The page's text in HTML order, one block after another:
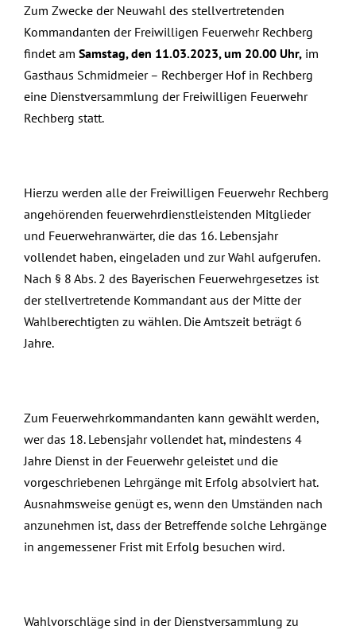
Zum Zwecke der Neuwahl des stellvertretenden
Kommandanten der Freiwilligen Feuerwehr Rechberg
findet am Samstag, den 11.03.2023, um 20.00 Uhr, im
Gasthaus Schmidmeier – Rechberger Hof in Rechberg
eine Dienstversammlung der Freiwilligen Feuerwehr
Rechberg statt.
Hierzu werden alle der Freiwilligen Feuerwehr Rechberg
angehörenden feuerwehrdienstleistenden Mitglieder
und Feuerwehranwärter, die das 16. Lebensjahr
vollendet haben, eingeladen und zur Wahl aufgerufen.
Nach § 8 Abs. 2 des Bayerischen Feuerwehrgesetzes ist
der stellvertretende Kommandant aus der Mitte der
Wahlberechtigten zu wählen. Die Amtszeit beträgt 6
Jahre.
Zum Feuerwehrkommandanten kann gewählt werden,
wer das 18. Lebensjahr vollendet hat, mindestens 4
Jahre Dienst in der Feuerwehr geleistet und die
vorgeschriebenen Lehrgänge mit Erfolg absolviert hat.
Ausnahmsweise genügt es, wenn den Umständen nach
anzunehmen ist, dass der Betreffende solche Lehrgänge
in angemessener Frist mit Erfolg besuchen wird.
Wahlvorschläge sind in der Dienstversammlung zu